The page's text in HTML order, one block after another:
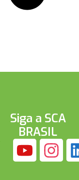
Siga a SCA
BRASIL